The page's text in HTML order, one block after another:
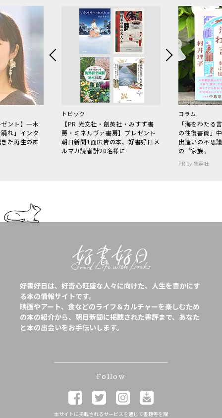
ント】一木
れ」インタ
た再生の群
トピック
【PR 光文社・創英社・みすず書
房・ミネルヴァ書房】プレゼント
朝日新聞1面広告の本、好書好日メ
ルマガ読者計20名様に
コラム
「海をわた
の往復書簡」
出逢いの不思
の〝家族〟
PR by 集英社
好書好日は、好奇心旺盛な人々に向けた、人生を豊かにす
る本の情報サイトです。
映画やアート、食などのライフ＆カルチャーを楽しむため
の本の紹介から、朝日新聞に掲載された書評まで、あなた
と本の出会いをお手伝いします。
Follow
本サイトに掲載されるサービスを通じて書籍等を購